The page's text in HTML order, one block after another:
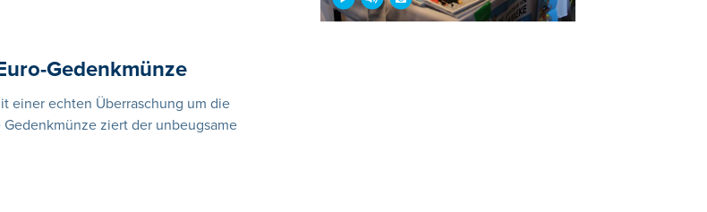
Gedenkmünze
einer echten Überraschung um die
ziert der unbeugsame